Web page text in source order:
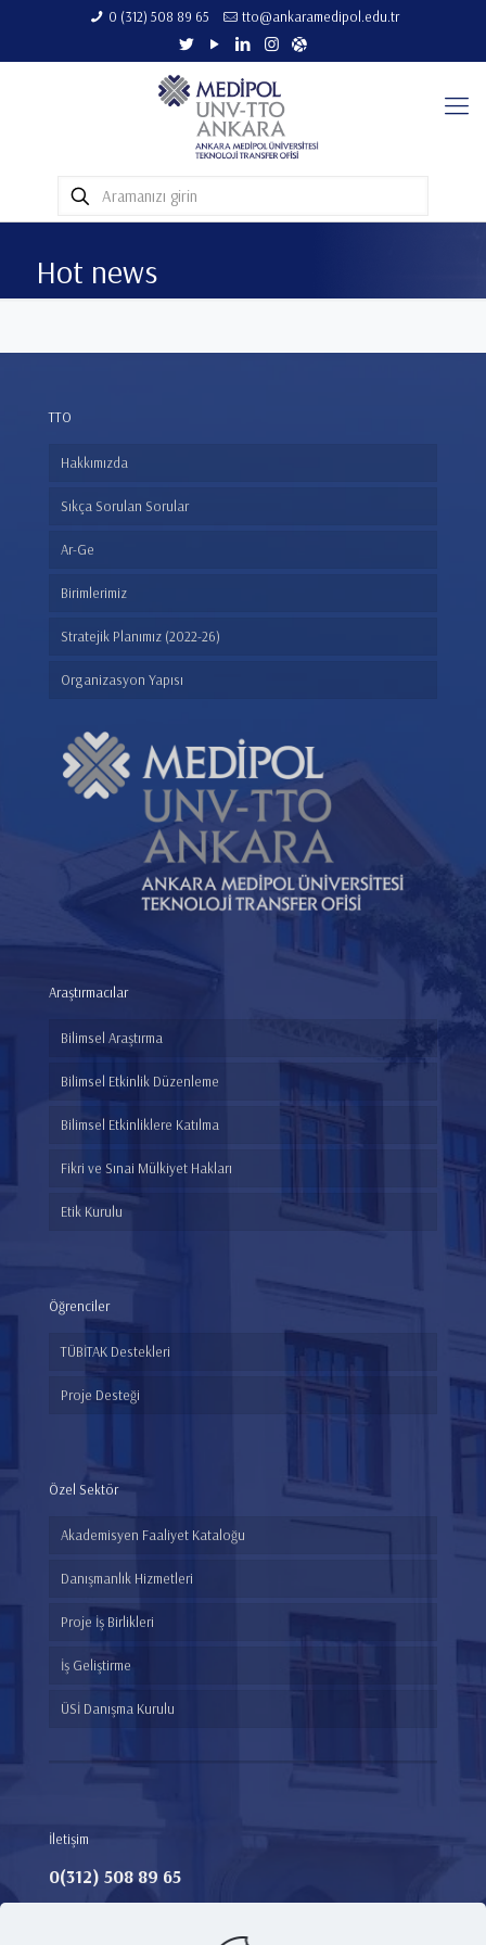
0 (312) 508 89 65​ tto@ankaramedipol.edu.tr
Hot news
TTO
Hakkımızda
Sıkça Sorulan Sorular
Ar-Ge
Birimlerimiz
Stratejik Planımız (2022-26)
Organizasyon Yapısı
Araştırmacılar
Bilimsel Araştırma
Bilimsel Etkinlik Düzenleme
Bilimsel Etkinliklere Katılma
Fikri ve Sınai Mülkiyet Hakları
Etik Kurulu
Öğrenciler
TÜBİTAK Destekleri
Proje Desteği
Özel Sektör
Akademisyen Faaliyet Kataloğu
Danışmanlık Hizmetleri
Proje İş Birlikleri
İş Geliştirme
ÜSİ Danışma Kurulu
İletişim
0(312) 508 89 65​